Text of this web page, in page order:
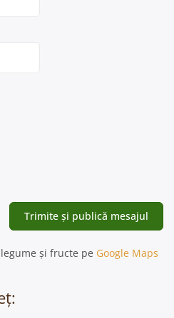
și fructe pe Google Maps